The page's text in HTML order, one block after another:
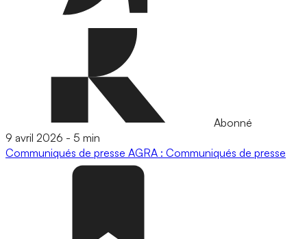
Abonné
9 avril 2026 - 5 min
Communiqués de presse AGRA : Communiqués de presse